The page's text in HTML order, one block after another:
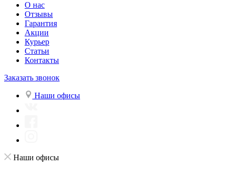
О нас
Отзывы
Гарантия
Акции
Курьер
Статьи
Контакты
Заказать звонок
Наши офисы
Наши офисы